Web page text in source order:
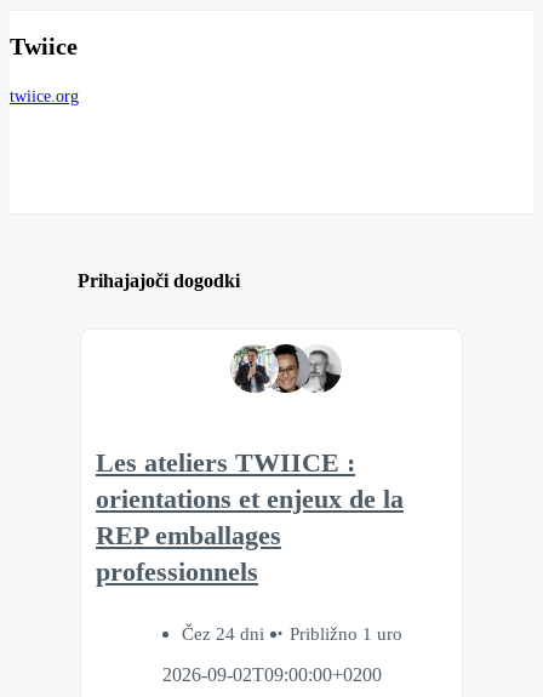
Twiice
twiice.org
Prihajajoči dogodki
Les ateliers TWIICE :
orientations et enjeux de la
REP emballages
professionnels
Čez 24 dni
Približno 1 uro
2026-09-02T09:00:00+0200